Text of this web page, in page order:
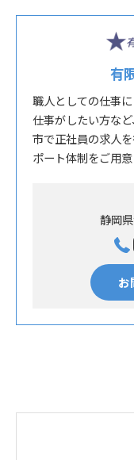
有
職人としての仕事
仕事がしたい方な
市で正社員の求人
ポート体制をご用意
静岡
お